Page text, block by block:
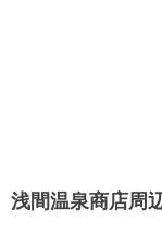
浅間温泉商店周